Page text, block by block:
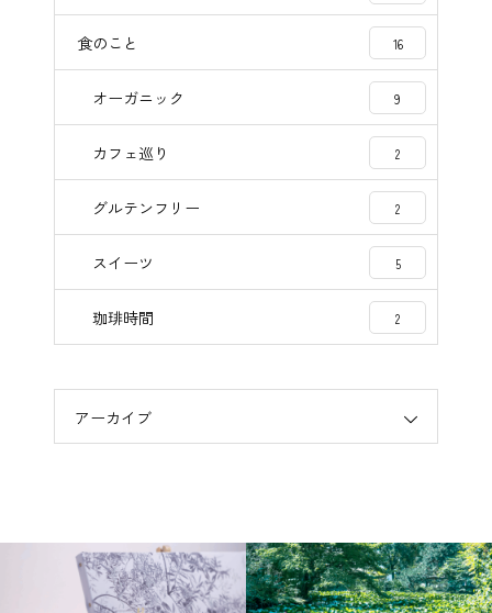
食のこと 16
オーガニック 9
カフェ巡り 2
グルテンフリー 2
スイーツ 5
珈琲時間 2
アーカイブ